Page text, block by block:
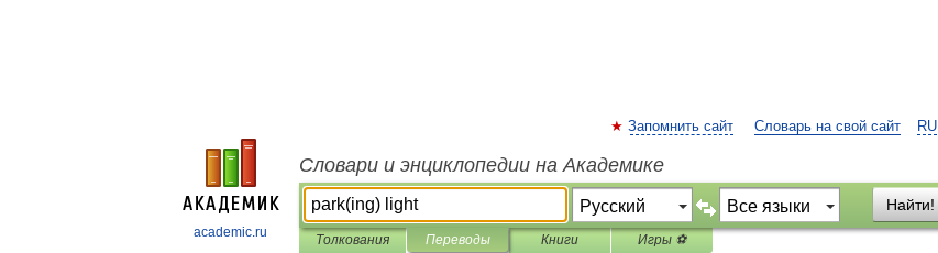
academic.ru
RU
Запомнить сайт Словарь на свой сайт
Словари и энциклопедии на Академике
Найти!
Толкования Переводы Книги Игры ⚽